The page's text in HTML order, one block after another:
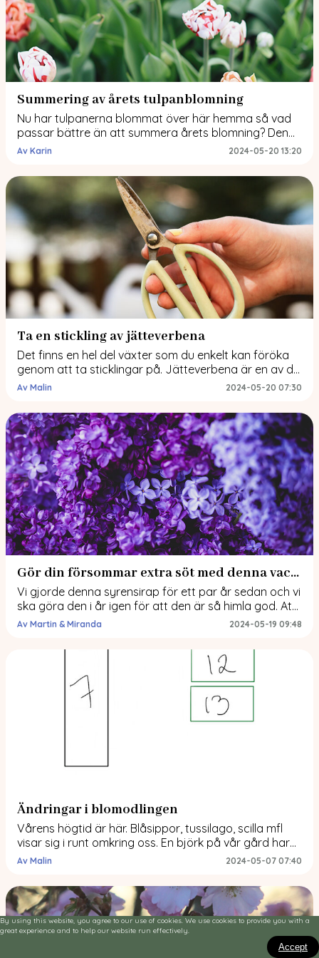
Summering av årets tulpanblomning
Nu har tulpanerna blommat över här hemma så vad
passar bättre än att summera årets blomning? Den
var lika intensiv som vacker. Det varma vädret vi fick i
tulpaner Jag odlar både perenna/återkommande
tulpaner här hemma och tulpaner till snitt som jag ser
som ettåriga. Alla […]
2024-05-20 13:20
Av Karin
Ta en stickling av jätteverbena
Det finns en hel del växter som du enkelt kan föröka
genom att ta sticklingar på. Jätteverbena är en av de
och det passar extra bra för dig som vill få fler
passar det väldigt bra i år då jag misslyckades med
frösådden. Då […]
2024-05-20 07:30
Av Malin
Gör din försommar extra söt med denna vackra lila syrensirap!
Vi gjorde denna syrensirap för ett par år sedan och vi
ska göra den i år igen för att den är så himla god. Att
göra syrensirap är inte för den som saknar tålamod
emellan varven när vi gör den för då hinner vi […]
2024-05-19 09:48
Av Martin & Miranda
Ändringar i blomodlingen
Vårens högtid är här. Blåsippor, tussilago, scilla mfl
visar sig i runt omkring oss. En björk på vår gård har
musöron och värmen kommer sakta men säkert.
att det har faktiskt blivit lite ändringar i blomodlingen.
Vi kikar in på det. Tidigare planering kontra den nya!
Den vänstra […]
2024-05-07 07:40
Av Malin
By using this website, you agree to our use of cookies. We use cookies to provide you with a
great experience and to help our website run effectively.
Accept